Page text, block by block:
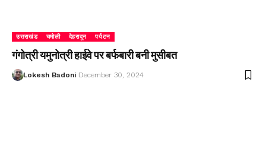
उत्तराखंड चमोली देहरादून पर्यटन
गंगोत्री यमुनोत्री हाईवे पर बर्फबारी बनी मुसीबत
Lokesh Badoni December 30, 2024